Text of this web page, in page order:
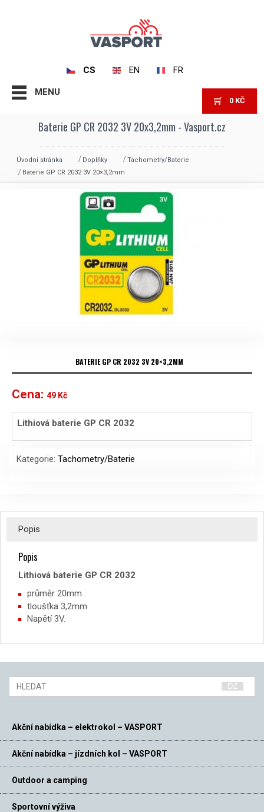
CS EN FR
MENU
0 KČ
Baterie GP CR 2032 3V 20x3,2mm - Vasport.cz
Úvodní stránka Doplňky
Tachometry/Baterie
Baterie GP CR 2032 3V 20×3,2mm
BATERIE GP CR 2032 3V 20×3,2MM
Cena: 49 Kč
Lithiová baterie GP CR 2032
Kategorie: Tachometry/Baterie
Popis
Popis
Lithiová baterie GP CR 2032
průměr 20mm
tloušťka 3,2mm
Napětí 3V.
Akční nabídka – elektrokol – VASPORT
Akční nabídka – jízdních kol – VASPORT
Outdoor a camping
Sportovní výživa